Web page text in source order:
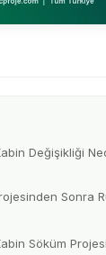
Değişikliği
Sonra
Söküm